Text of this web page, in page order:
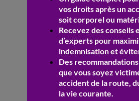
Saisir la justice pour se
civile
Obtenir une
du responsable
Solliciter des sanctions
l’auteur dudélit
Faire valoir ses droits